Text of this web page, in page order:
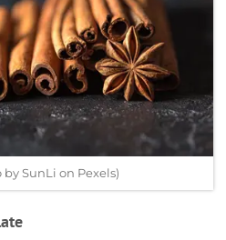
SunLi on Pexels)